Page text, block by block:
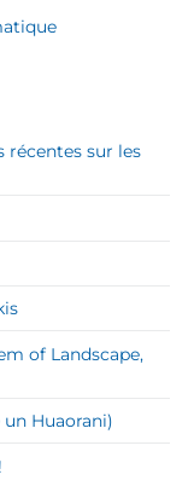
récentes sur les
of Landscape,
Huaorani)